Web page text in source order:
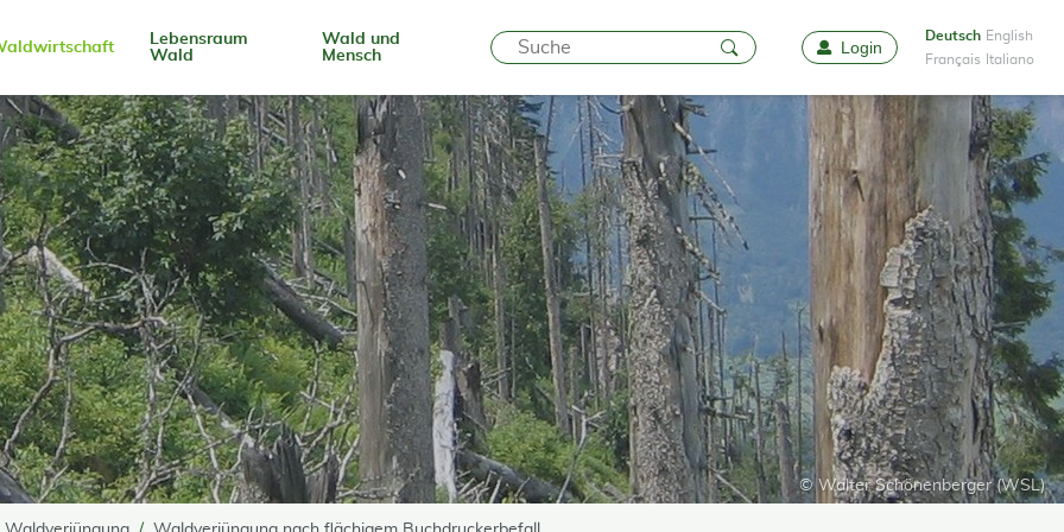
Lebensraum
Wald
Wald und
Mensch
FavoritenLogin
Deutsch English
Français
Italiano
© Walter Schönenberger (WSL)